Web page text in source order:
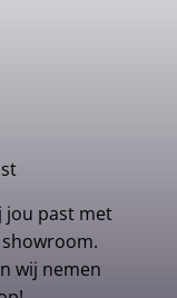
jou past met
wij nemen